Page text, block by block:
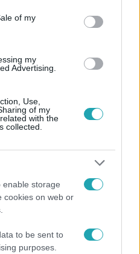
of my
my
Advertising.
Use,
of my
with the
collected.
enable storage
cookies on web or
to be sent to
purposes.